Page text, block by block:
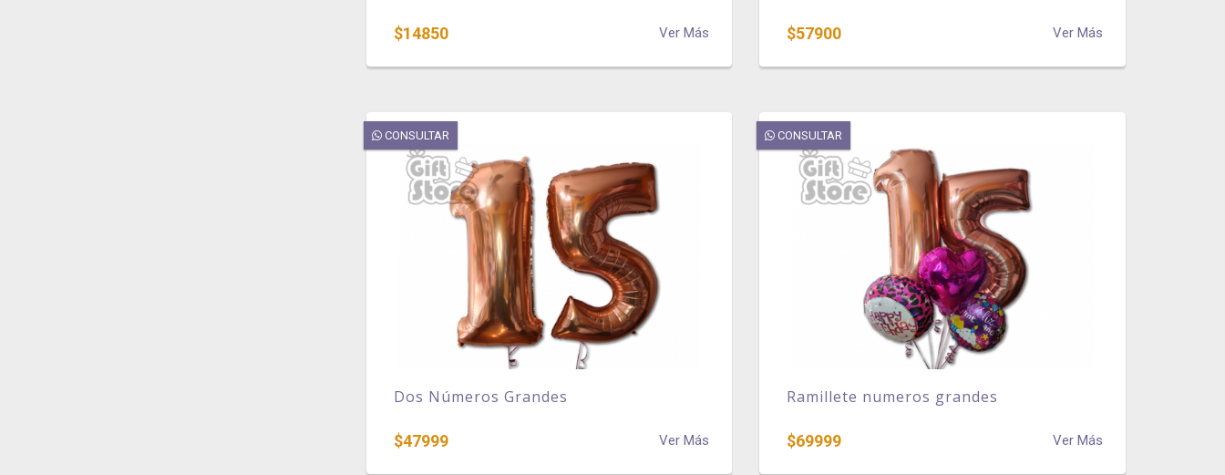
$14850 Ver Más $57900 Ver Más
CONSULTAR
Dos Números Grandes
$47999 Ver Más
CONSULTAR
Ramillete numeros grandes
$69999 Ver Más